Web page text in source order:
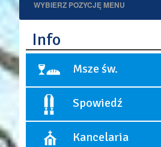
Info
Msze św.
Niedziele i święta:
9:00
10:30 - Msza święta dla dzieci,
12:00
18:00
Spowiedź
Spowiedź odbywa się przed każdą
Pierwszy piątek miesiąca:
Kancelaria